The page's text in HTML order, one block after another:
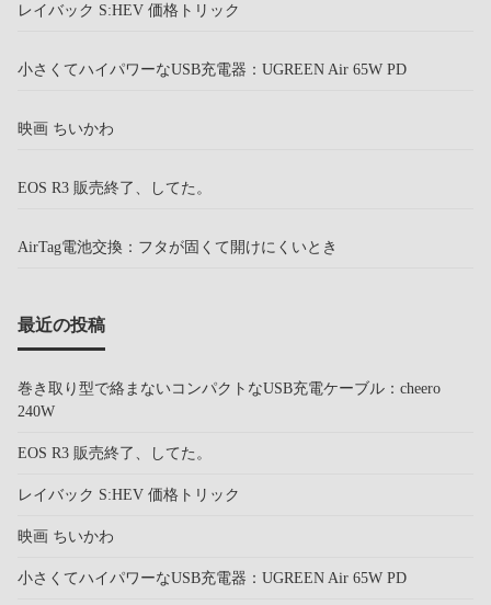
レイバック S:HEV 価格トリック
小さくてハイパワーなUSB充電器：UGREEN Air 65W PD
映画 ちいかわ
EOS R3 販売終了、してた。
AirTag電池交換：フタが固くて開けにくいとき
最近の投稿
巻き取り型で絡まないコンパクトなUSB充電ケーブル：cheero
240W
EOS R3 販売終了、してた。
レイバック S:HEV 価格トリック
映画 ちいかわ
小さくてハイパワーなUSB充電器：UGREEN Air 65W PD